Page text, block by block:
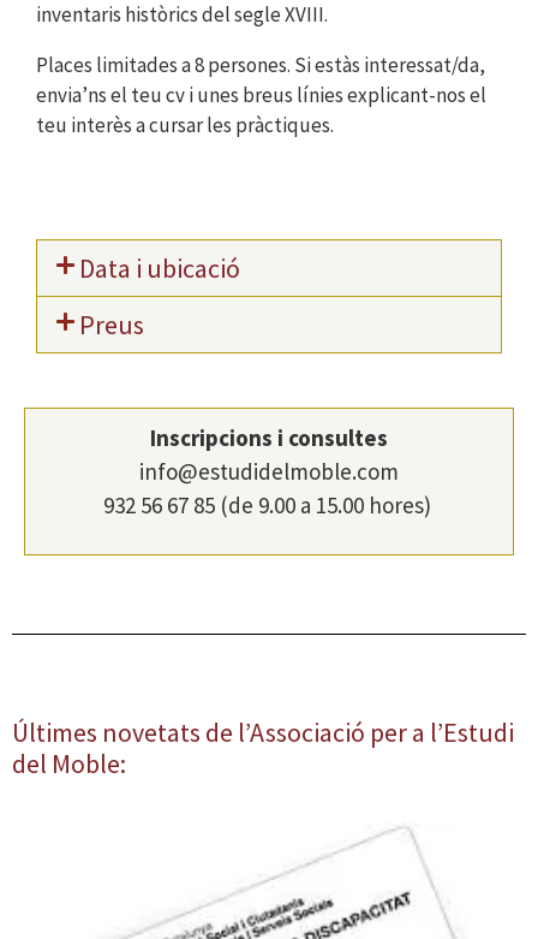
inventaris històrics del segle XVIII.
Places limitades a 8 persones. Si estàs interessat/da,
envia’ns el teu cv i unes breus línies explicant-nos el
teu interès a cursar les pràctiques.
Data i ubicació
Preus
Inscripcions i consultes
info@estudidelmoble.com
932 56 67 85 (de 9.00 a 15.00 hores)
Últimes novetats de l’Associació per a l’Estudi
del Moble: